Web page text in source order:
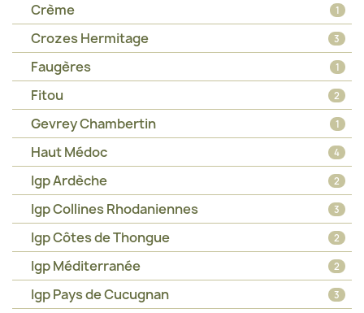
Crème 1
Crozes Hermitage 3
Faugères 1
Fitou 2
Gevrey Chambertin 1
Haut Médoc 4
Igp Ardèche 2
Igp Collines Rhodaniennes 3
Igp Côtes de Thongue 2
Igp Méditerranée 2
Igp Pays de Cucugnan 3